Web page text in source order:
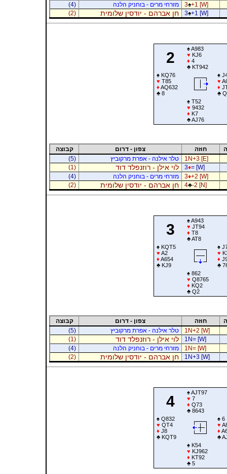
3♠+1 [W] מזרחי מרים - בוחניק הלנה
(4)
3♠+1 [W] חן אברהם - יודסין שלומית (2)
2
♠A983
♥ KJ6
♦ 4
♣KT942
♠KQ76
♥ T85
♦ AQ632
♣8
♠
♥
♦
♣
♠T52
♥ 9432
♦ K7
♣AJ76
חוזה צפון - דרום
קבוצה
1N+3 [E]
טלר אילנה - אפרת מרקוביץ
(5)
3♦= [W] לוי אילן - רוזנפלד דוד
(1)
3♦+2 [W] מזרחי מרים - בוחניק הלנה
(4)
4♣-2 [N] חן אברהם - יודסין שלומית (2)
3
♠A943
♥ JT94
♦ T8
♣AT8
♠KQT5
♥ A2
♦ A654
♣KJ9
♠
♥
♦
♣
♠862
♥ Q8765
♦ KQ2
♣Q2
חוזה צפון - דרום
קבוצה
1N+2 [W]
טלר אילנה - אפרת מרקוביץ
(5)
1N= [W]
לוי אילן - רוזנפלד דוד
(1)
1N= [W]
מזרחי מרים - בוחניק הלנה
(4)
1N+3 [W]
חן אברהם - יודסין שלומית (2)
4
♠AJT97
♥ 7
♦ Q73
♣8643
♠Q832
♥ QT4
♦ J8
♣KQT9
♠6
♥
♦
♣
♠K54
♥ KJ962
♦ KT92
♣5